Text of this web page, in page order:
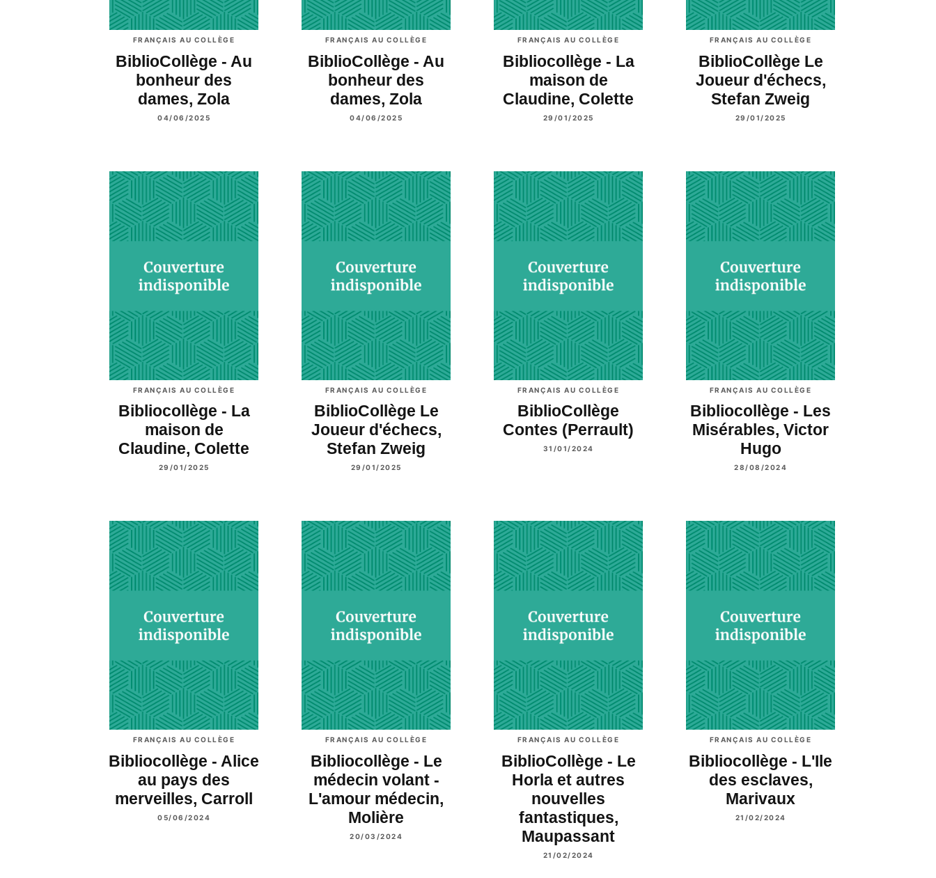
FRANÇAIS AU COLLÈGE
BiblioCollège - Au
bonheur des
dames, Zola
04/06/2025
FRANÇAIS AU COLLÈGE
BiblioCollège - Au
bonheur des
dames, Zola
04/06/2025
FRANÇAIS AU COLLÈGE
Bibliocollège - La
maison de
Claudine, Colette
29/01/2025
FRANÇAIS AU COLLÈGE
BiblioCollège Le
Joueur d'échecs,
Stefan Zweig
29/01/2025
FRANÇAIS AU COLLÈGE
Bibliocollège - La
maison de
Claudine, Colette
29/01/2025
FRANÇAIS AU COLLÈGE
BiblioCollège Le
Joueur d'échecs,
Stefan Zweig
29/01/2025
FRANÇAIS AU COLLÈGE
BiblioCollège
Contes (Perrault)
31/01/2024
FRANÇAIS AU COLLÈGE
Bibliocollège - Les
Misérables, Victor
Hugo
28/08/2024
FRANÇAIS AU COLLÈGE
Bibliocollège - Alice
au pays des
merveilles, Carroll
05/06/2024
FRANÇAIS AU COLLÈGE
Bibliocollège - Le
médecin volant -
L'amour médecin,
Molière
20/03/2024
FRANÇAIS AU COLLÈGE
BiblioCollège - Le
Horla et autres
nouvelles
fantastiques,
Maupassant
21/02/2024
FRANÇAIS AU COLLÈGE
Bibliocollège - L'Ile
des esclaves,
Marivaux
21/02/2024